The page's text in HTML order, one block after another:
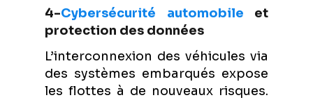
4-Cybersécurité automobile et
protection des données
L’interconnexion des véhicules via
des systèmes embarqués expose
les flottes à de nouveaux risques.